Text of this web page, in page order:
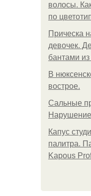
волосы.
по
Прическа
девочек.
бантами
В
вострое.
Сальные
Капус
палитра.
Kapous